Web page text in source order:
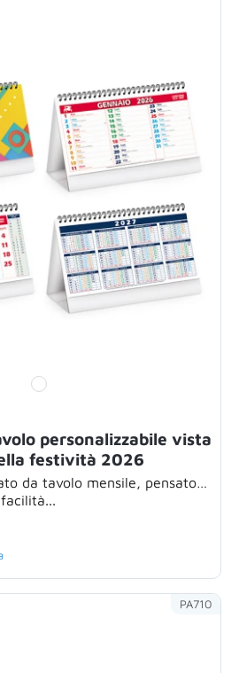
personalizzabile vista
festività 2026
da tavolo mensile, pensato
PA710